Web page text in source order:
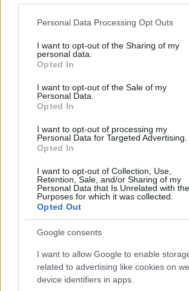
Personal Data Processing Opt Outs
I want to opt-out of the Sharing of my
personal data.
Opted In
I want to opt-out of the Sale of my
Personal Data.
Opted In
I want to opt-out of processing my
Personal Data for Targeted Advertising.
Opted In
I want to opt-out of Collection, Use,
Retention, Sale, and/or Sharing of my
Personal Data that Is Unrelated with the
Purposes for which it was collected.
Opted Out
Google consents
I want to allow Google to enable
related to advertising like cookies on
device identifiers in apps.
Alfredo russo
noi invece comunichiamo che da agosto
settembre anche quelle della mayonese